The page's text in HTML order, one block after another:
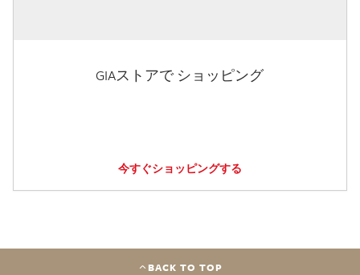
GIAストアで ショッピング
今すぐショッピングする
BACK TO TOP